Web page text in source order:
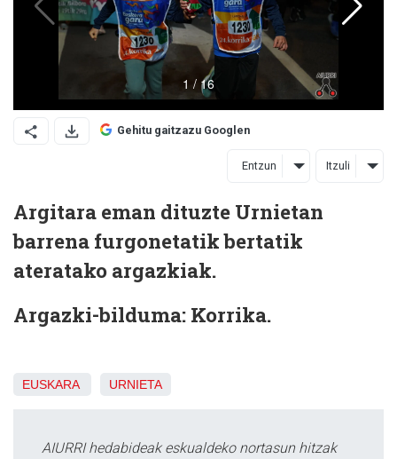
Gehitu gaitzazu Googlen
Entzun Itzuli
Argitara eman dituzte Urnietan
barrena furgonetatik bertatik
ateratako argazkiak.
Argazki-bilduma: Korrika.
EUSKARA URNIETA
AIURRI hedabideak eskualdeko nortasun hitzak